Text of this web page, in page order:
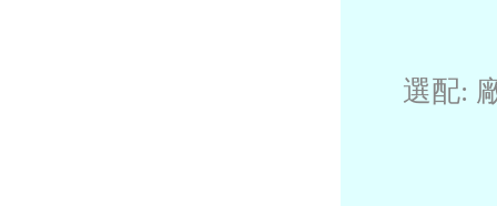
選配: 廠